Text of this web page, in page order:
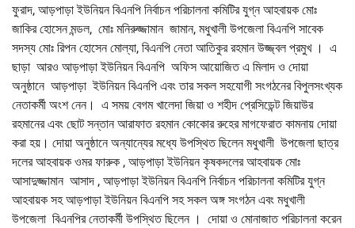
ফুরাদ, আড়পাড়া ইউনিয়ন বিএনপি নির্বাচন পরিচালনা কমিটির যুগ্ন আহবায়ক মোঃ
জাকির হোসেন মন্ডল, মোঃ মনিরুজ্জামান জামান, মধুখালী উপজেলা বিএনপি সাবেক
সদস্য মোঃ রিপন হোসেন মোল্যা, বিএনপি নেতা আতিকুর রহমান উজ্জ্বল প্রমুখ । এ
ছাড়া আরও আড়পাড়া ইউনিয়ন বিএনপি অফিস আয়োজিত এ মিলাদ ও দোয়া
অনুষ্ঠানে আড়পাড়া ইউনিয়ন বিএনপি এবং তার সকল সহযোগী সংগঠনের বিপুলসংখ্যক
নেতাকর্মী অংশ নেন। এ সময় বেগম খালেদা জিয়া ও শহীদ প্রেসিডেন্ট জিয়াউর
রহমানের এবং ছোট সন্তান আরাফাত রহমান কোকোর রুহের মাগফেরাত কামনায় দোয়া
করা হয়। দোয়া অনুষ্ঠানে অন্যান্যের মধ্যে উপস্থিত ছিলেন মধুখালী উপজেলা ছাত্র
দলের আহবায়ক ওমর ফারুক , আড়পাড়া ইউনিয়ন কৃষকদলের আহবায়ক মোঃ
আসাদুজ্জামান আসাদ , আড়পাড়া ইউনিয়ন বিএনপি নির্বাচন পরিচালনা কমিটির যুগ্ন
আহবায়ক সহ আড়পাড়া ইউনিয়ন বিএনপি সহ সকল অঙ্গ সংগঠন এবং মধুখালী
উপজেলা বিএনপির নেতাকর্মী উপস্থিত ছিলেন । দোয়া ও মোনাজাত পরিচালনা করেন